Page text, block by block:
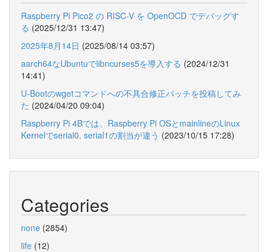
Raspberry Pi Pico2 の RISC-V を OpenOCD でデバッグす
る (2025/12/31 13:47)
2025年8月14日 (2025/08/14 03:57)
aarch64なUbuntuでlibncurses5を導入する (2024/12/31
14:41)
U-Bootのwgetコマンドへの不具合修正パッチを投稿してみ
た (2024/04/20 09:04)
Raspberry Pi 4Bでは、Raspberry Pi OSとmainlineのLinux
Kernelでserial0, serial1の割当が違う (2023/10/15 17:28)
Categories
none (2854)
life (12)